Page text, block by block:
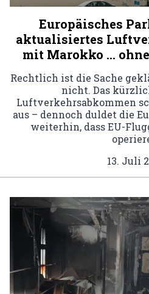
Europäisches
aktualisiertes
mit Marokko …
Rechtlich ist die Sache
nicht. Das
Luftverkehrsabkommen
aus – dennoch duldet die
weiterhin, dass EU-
13. Juli